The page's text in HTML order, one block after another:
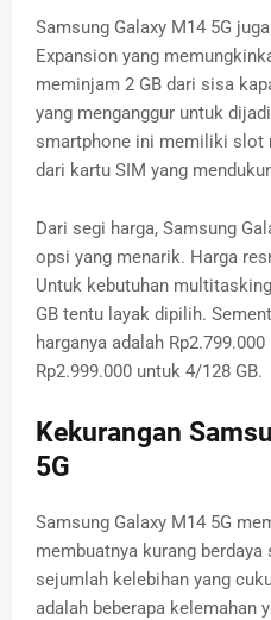
Samsung Galaxy M14 5G
Expansion yang
meminjam 2 GB dari sisa
yang menganggur untuk
smartphone ini memiliki slot
dari kartu SIM yang
Dari segi harga, Samsung
opsi yang menarik. Harga
Untuk kebutuhan
GB tentu layak dipilih.
harganya adalah
Rp2.999.000 untuk 4/128 GB.
Kekurangan
5G
Samsung Galaxy M14 5G
membuatnya kurang
sejumlah kelebihan yang
adalah beberapa kelemahan